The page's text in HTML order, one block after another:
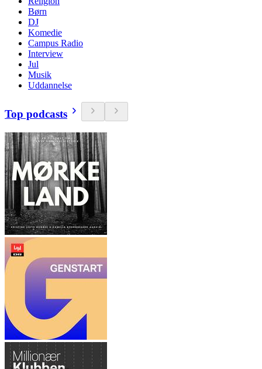
Børn
DJ
Komedie
Campus Radio
Interview
Jul
Musik
Uddannelse
Top podcasts